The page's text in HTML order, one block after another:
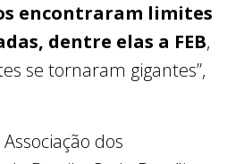
encontraram limites
dentre elas a FEB,
se tornaram gigantes”,
dos